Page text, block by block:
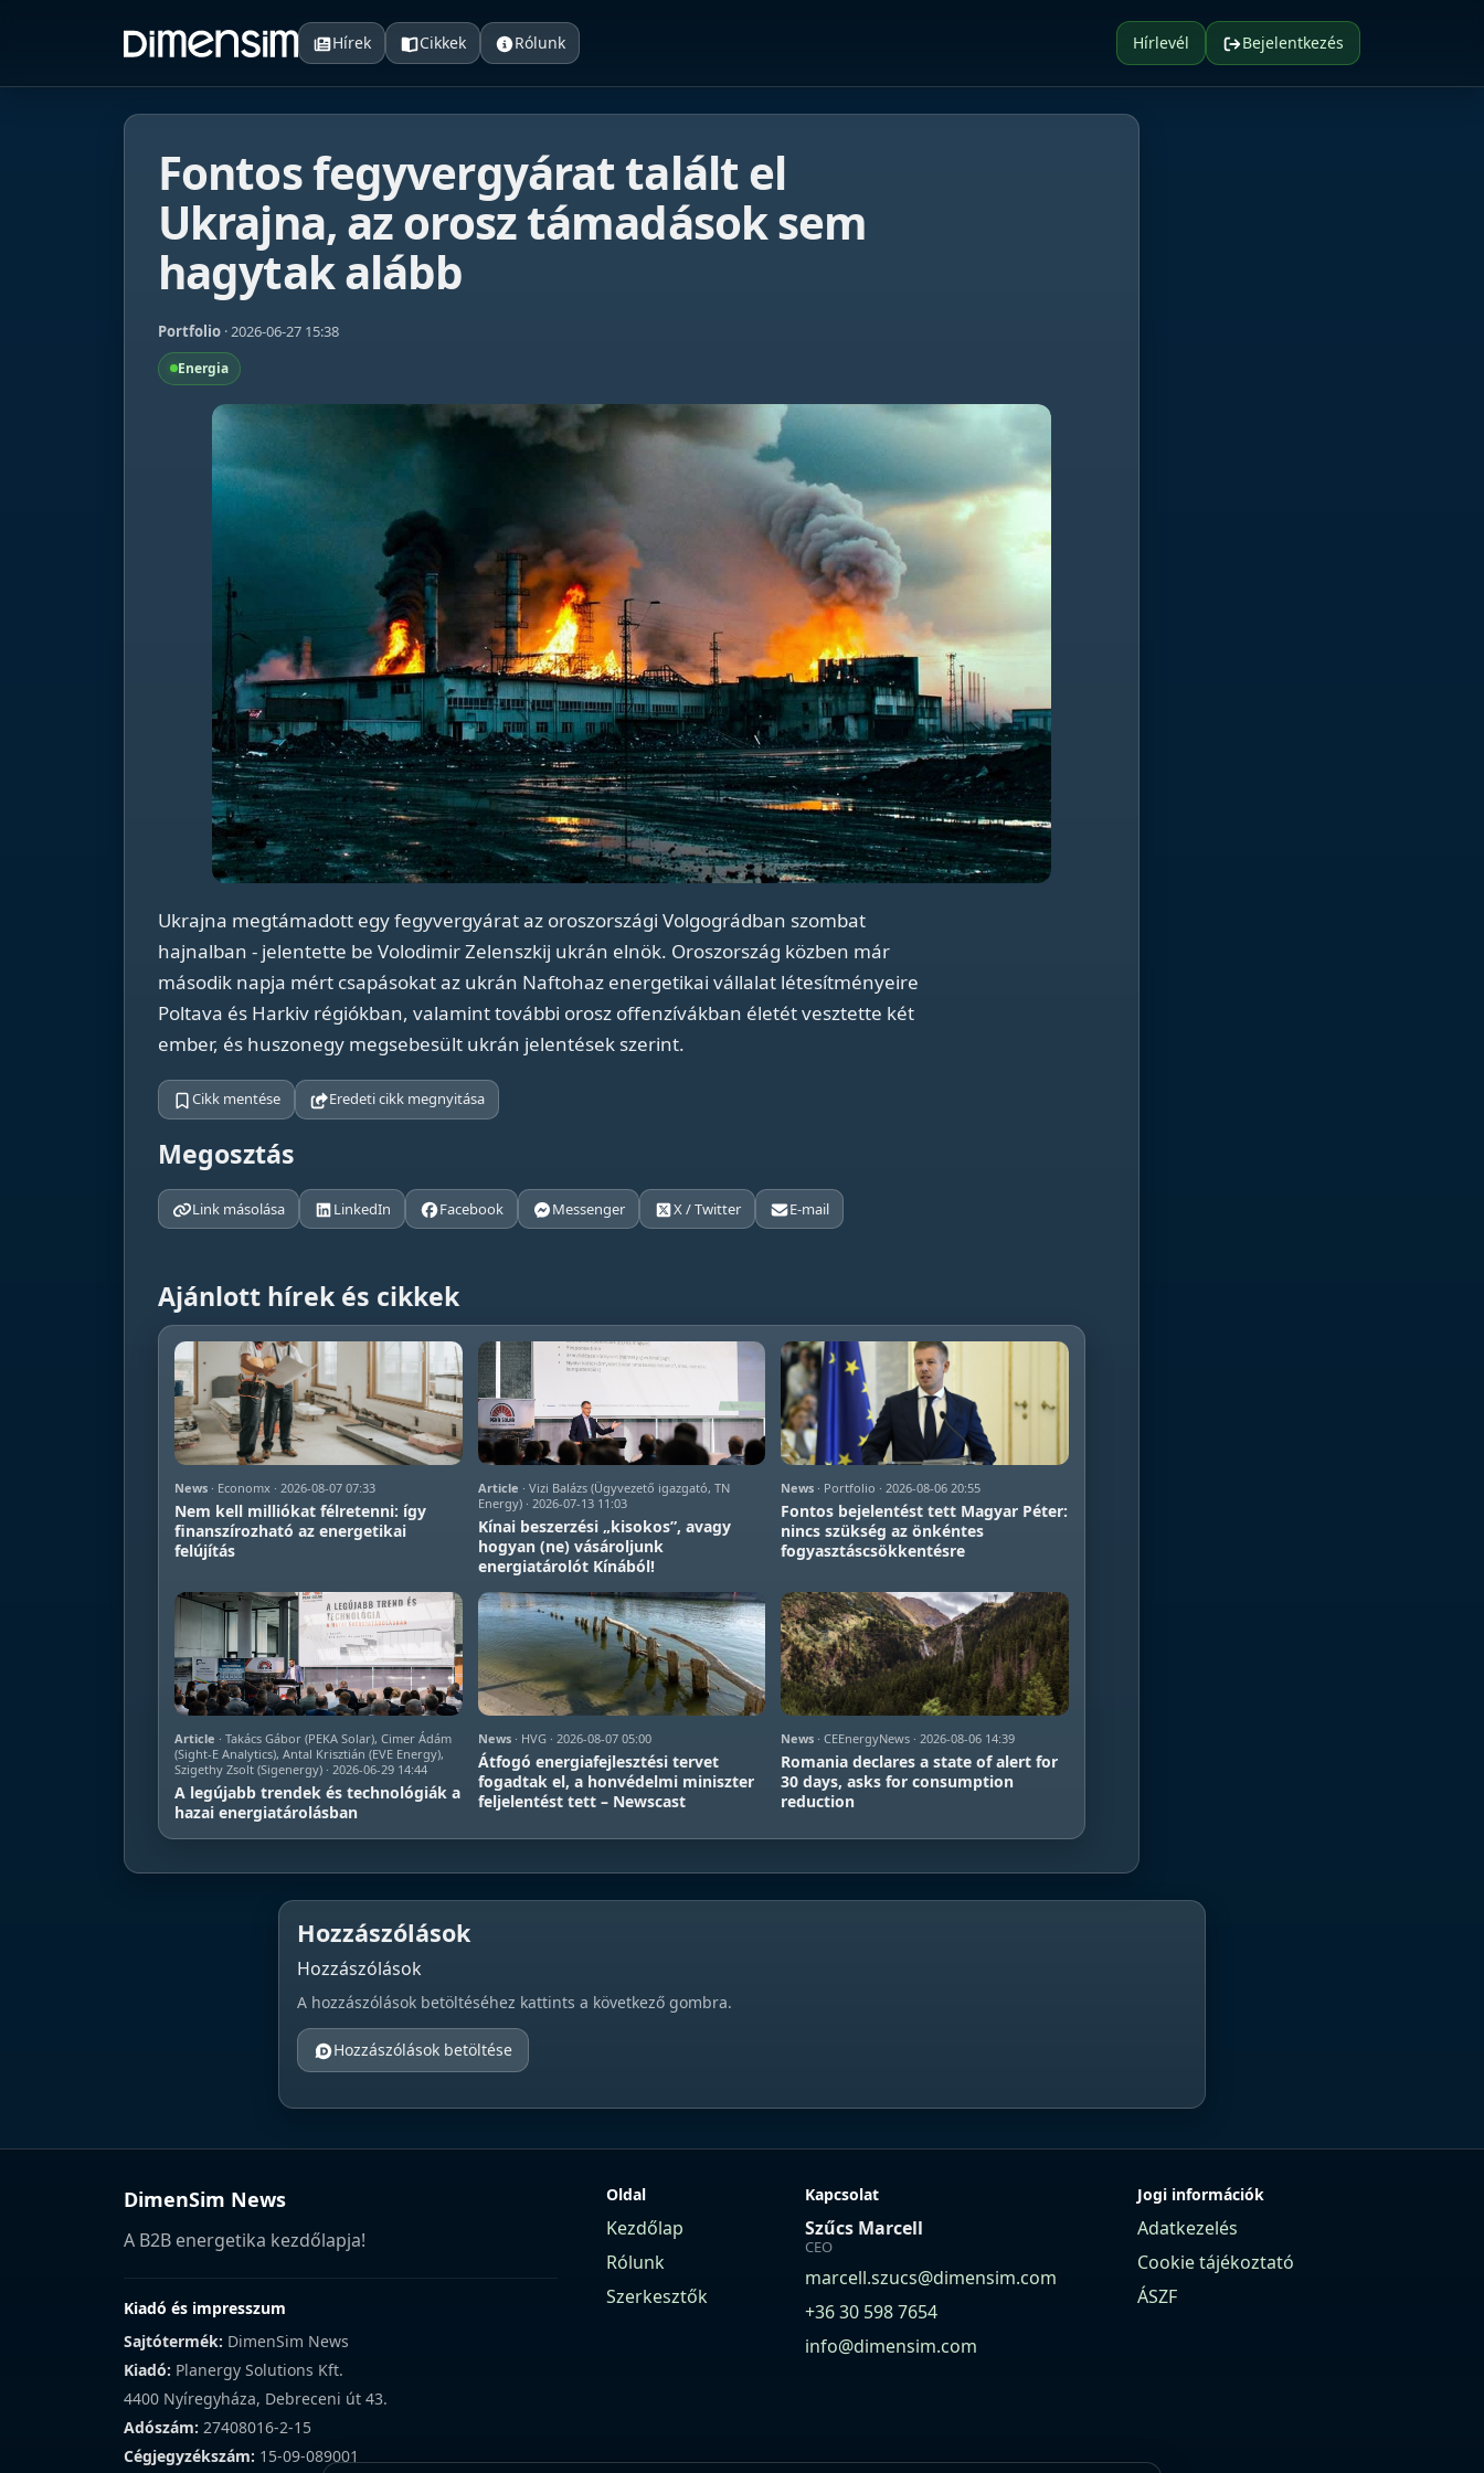
Hírlevél Bejelentkezés
Hírek Cikkek Rólunk
Fontos fegyvergyárat talált el
Ukrajna, az orosz támadások sem
hagytak alább
Portfolio · 2026-06-27 15:38
Energia
Ukrajna megtámadott egy fegyvergyárat az oroszországi Volgográdban szombat
hajnalban - jelentette be Volodimir Zelenszkij ukrán elnök. Oroszország közben már
második napja mért csapásokat az ukrán Naftohaz energetikai vállalat létesítményeire
Poltava és Harkiv régiókban, valamint további orosz offenzívákban életét vesztette két
ember, és huszonegy megsebesült ukrán jelentések szerint.
Cikk mentése Eredeti cikk megnyitása
Megosztás
Link másolása LinkedIn Facebook Messenger X / Twitter E-mail
Ajánlott hírek és cikkek
News · Economx · 2026-08-07 07:33
Nem kell milliókat félretenni: így
finanszírozható az energetikai
felújítás
Article · Vizi Balázs (Ügyvezető igazgató, TN
Energy) · 2026-07-13 11:03
Kínai beszerzési „kisokos”, avagy
hogyan (ne) vásároljunk
energiatárolót Kínából!
News · Portfolio · 2026-08-06 20:55
Fontos bejelentést tett Magyar Péter:
nincs szükség az önkéntes
fogyasztáscsökkentésre
Article · Takács Gábor (PEKA Solar), Cimer Ádám
(Sight-E Analytics), Antal Krisztián (EVE Energy),
Szigethy Zsolt (Sigenergy) · 2026-06-29 14:44
A legújabb trendek és technológiák a
hazai energiatárolásban
News· HVG · 2026-08-07 05:00
Átfogó energiafejlesztési tervet
fogadtak el, a honvédelmi miniszter
feljelentést tett – Newscast
News · CEEnergyNews · 2026-08-06 14:39
Romania declares a state of alert for
30 days, asks for consumption
reduction
Hozzászólások
Hozzászólások
A hozzászólások betöltéséhez kattints a következő gombra.
Hozzászólások betöltése
DimenSim News
A B2B energetika kezdőlapja!
Kiadó és impresszum
Sajtótermék: DimenSim News
Kiadó: Planergy Solutions Kft.
4400 Nyíregyháza, Debreceni út 43.
Adószám: 27408016-2-15
Cégjegyzékszám: 15-09-089001
Oldal
Kezdőlap
Rólunk
Szerkesztők
Kapcsolat
Szűcs Marcell
CEO
marcell.szucs@dimensim.com
+36 30 598 7654
info@dimensim.com
Jogi információk
Adatkezelés
Cookie tájékoztató
ÁSZF